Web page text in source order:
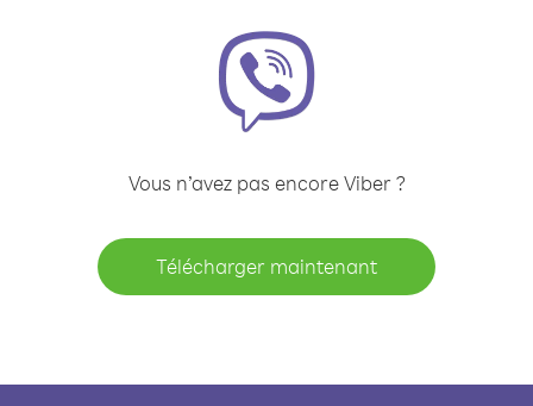
Vous n’avez pas encore Viber ?
Télécharger maintenant